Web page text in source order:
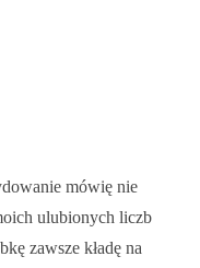
mówię nie
ulubionych liczb
zawsze kładę na